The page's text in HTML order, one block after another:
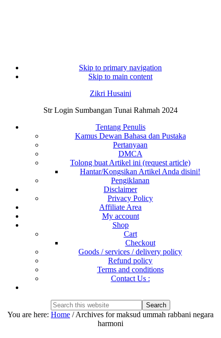
Skip to primary navigation
Skip to main content
Zikri Husaini
Str Login Sumbangan Tunai Rahmah 2024
Tentang Penulis
Kamus Dewan Bahasa dan Pustaka
Pertanyaan
DMCA
Tolong buat Artikel ini (request article)
Hantar/Kongsikan Artikel Anda disini!
Pengiklanan
Disclaimer
Privacy Policy
Affiliate Area
My account
Shop
Cart
Checkout
Goods / services / delivery policy
Refund policy
Terms and conditions
Contact Us :
Search
this
Hide
Search
You are here: Home /Archives for maksud ummah rabbani negara
harmoni